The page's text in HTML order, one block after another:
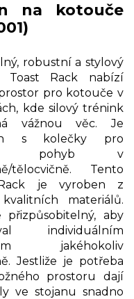
na kotouče
robustní a stylový
Toast Rack nabízí
pro kotouče v
kde silový trénink
vážnou věc. Je
s kolečky pro
pohyb v
tělocvičně. Tento
je vyroben z
materiálů.
přizpůsobitelný, aby
individuálním
jakéhokoliv
Jestliže je potřeba
prostoru dají
ve stojanu snadno